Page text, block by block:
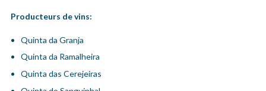
Producteurs de vins:
Quinta da Granja
Quinta da Ramalheira
Quinta das Cerejeiras